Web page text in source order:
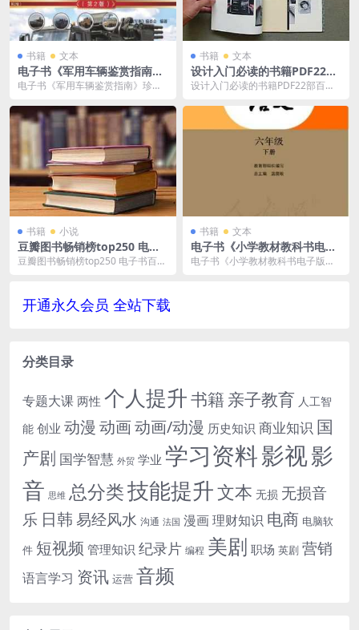
书籍 文本
电子书《军用车辆鉴赏指南》
珍藏版第2版PDF电子版阿里
电子书《军用车辆鉴赏指南》珍藏
载，PDF电子版，...
书籍 文本
设计入门必读的书籍PDF22部
百度云网盘下载[1.05GB]
设计入门必读的书籍PDF22部百度
目录。本...
书籍 小说
豆瓣图书畅销榜top250 电子
书百度云网盘下载(收录251本)
豆瓣图书畅销榜top250 电子书百度
书籍 文本
电子书《小学教材教科书电子
版全科1-6年级下册》阿里云
电子书《小学教材教科书电子版全
开通永久会员 全站下载
分类目录
专题大课 两性 个人提升书籍 亲子教育 人工智
能 创业 动漫 动画动画/动漫 历史知识 商业知识 国
产剧 国学智慧 外贸 学业 学习资料影视影
音 思维 总分类技能提升文本 无损 无损音
乐 日韩易经风水 沟通 法国 漫画理财知识 电商 电脑软
件 短视频 管理知识 纪录片 编程 美剧 职场 英剧 营销
语言学习 资讯 运营 音频